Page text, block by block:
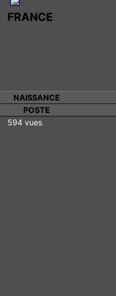
FRANCE
NAISSANCE
POSTE
594 vues